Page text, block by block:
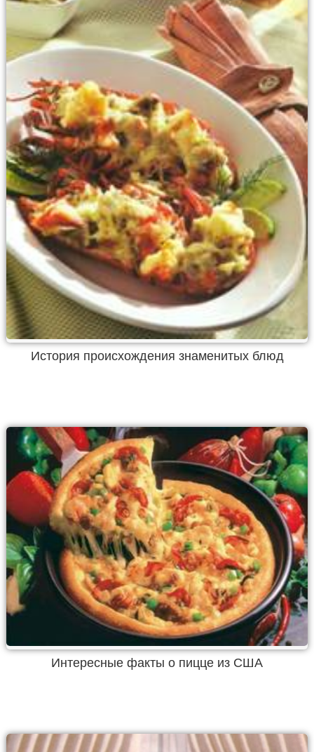
История происхождения знаменитых блюд
Интересные факты о пицце из США